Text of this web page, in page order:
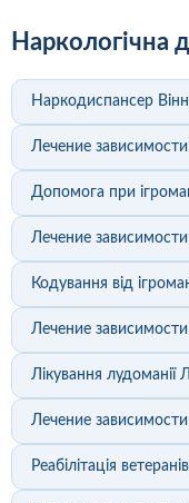
Наркологічна
Наркодиспансер
Лечение
Допомога при
Лечение
Кодування від
Лечение
Лікування лудоманії
Лечение
Реабілітація